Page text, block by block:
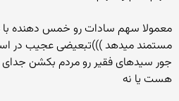
معمولا سهم سادات رو خمس دهنده
مستمند میدهد )))تبعیضی عجیب در
جور سیدهای فقیر رو مردم بکشن جدای
هست یا نه